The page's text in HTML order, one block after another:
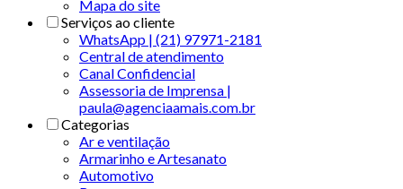
Mapa do site
Serviços ao cliente
WhatsApp | (21) 97971-2181
Central de atendimento
Canal Confidencial
Assessoria de Imprensa |
paula@agenciaamais.com.br
Categorias
Ar e ventilação
Armarinho e Artesanato
Automotivo